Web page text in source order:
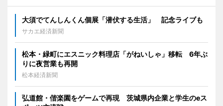
大須でてんしんくん個展「潜伏する生活」 記念ライブも
サカエ経済新聞
松本・緑町にエスニック料理店「がねいしゃ」移転 6年ぶ
りに夜営業も再開
松本経済新聞
弘道館・偕楽園をゲームで再現 茨城県内企業と学生のeス